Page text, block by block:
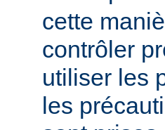
cette
contrôler
utiliser les
les